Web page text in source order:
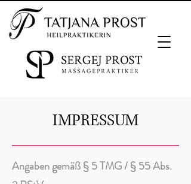
IMPRESSUM
Angaben gemäß § 5 TMG / § 55 Abs.